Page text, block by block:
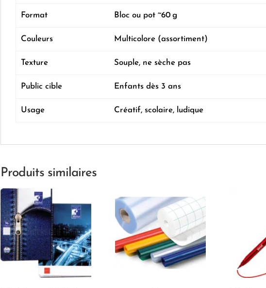
Format Bloc ou pot ~60 g
Couleurs Multicolore (assortiment)
Texture Souple, ne sèche pas
Public cible Enfants dès 3 ans
Usage Créatif, scolaire, ludique
Produits similaires